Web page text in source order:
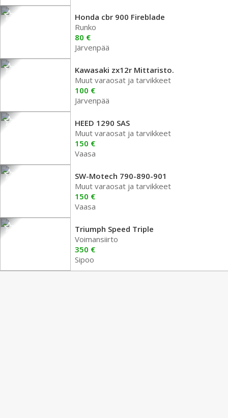
Honda cbr 900 Fireblade
Runko
80 €
Järvenpää
Kawasaki zx12r Mittaristo.
Muut varaosat ja tarvikkeet
100 €
Järvenpää
HEED 1290 SAS
Muut varaosat ja tarvikkeet
150 €
Vaasa
SW-Motech 790-890-901
Muut varaosat ja tarvikkeet
150 €
Vaasa
Triumph Speed Triple
Voimansiirto
350 €
Sipoo